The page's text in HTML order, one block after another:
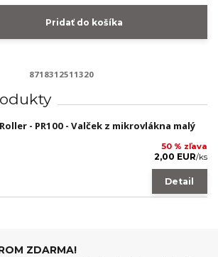
Pridať do košíka
8718312511320
- PR100 - Valček z mikrovlákna malý
50 % zľava
2,00 EUR/ks
Detail
ZDARMA!